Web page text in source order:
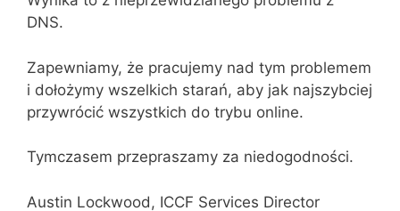
DNS.
Zapewniamy, że pracujemy nad tym problemem
i dołożymy wszelkich starań, aby jak najszybciej
przywrócić wszystkich do trybu online.
Tymczasem przepraszamy za niedogodności.
Austin Lockwood, ICCF Services Director